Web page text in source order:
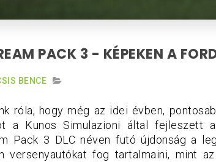
PACK 3 - KÉPEKEN A
BENCE
róla, hogy még az idei évben,
a Kunos Simulazioni által fejleszett
Pack 3 DLC néven futó újdonság a
versenyautókat fog tartalmaini, mint